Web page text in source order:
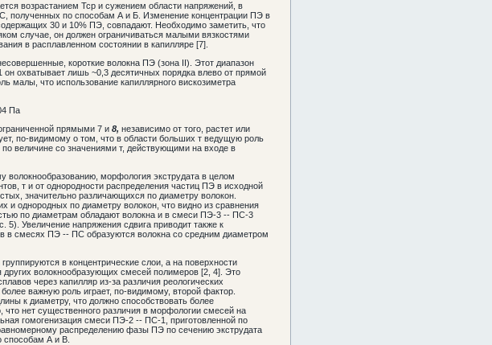
возрастанием Тср и сужением области напряжений, в
полученных по способам А и Б. Изменение концентрации ПЭ в
30 и 10% ПЭ, совпадают. Необходимо заметить, что
случае, он должен ограничиваться малыми вязкостями
в расплавленном состоянии в капилляре [7].
короткие волокна ПЭ (зона II). Этот диапазон
охватывает лишь ~0,3 десятичных порядка влево от прямой
малы, что использование капиллярного вискозиметра
Па
прямыми 7 и 8, независимо от того, растет или
по-видимому о том, что в области больших т ведущую роль
величине со значениями т, действующими на входе в
волокнообразованию, морфология экструдата в целом
т и от однородности распределения частиц ПЭ в исходной
значительно различающихся по диаметру волокон.
однородных по диаметру волокон, что видно из сравнения
по диаметрам обладают волокна и в смеси ПЭ-3 -- ПС-3
Увеличение напряжения сдвига приводит также к
в смесях ПЭ -- ПС образуются волокна со средним диаметром
в концентрические слои, а на поверхности
других волокнообразующих смесей полимеров [2, 4]. Это
через капилляр из-за различия реологических
важную роль играет, по-видимому, второй фактор.
к диаметру, что должно способствовать более
нет существенного различия в морфологии смесей на
гомогенизация смеси ПЭ-2 -- ПС-1, приготовленной по
распределению фазы ПЭ по сечению экструдата
способам А и В.